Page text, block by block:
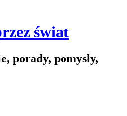
świat
porady, pomysły,